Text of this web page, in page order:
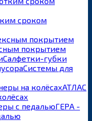
сроком
покрытием
Салфетки-губки
Системы для
АТЛАС
ГЕРА -